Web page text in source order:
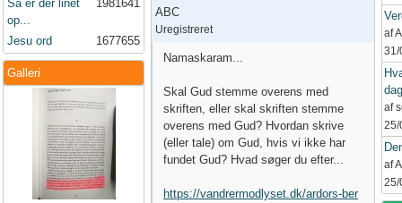
Så er der linet
op...
1981641
Jesu ord 1677655
Galleri
ABC
Uregistreret
Namaskaram...
Skal Gud stemme overens med
skriften, eller skal skriften stemme
overens med Gud? Hvordan skrive
(eller tale) om Gud, hvis vi ikke har
fundet Gud? Hvad søger du efter...
https://vandrermodlyset.dk/ardors-ber
af
31/
af
25/
af
25/